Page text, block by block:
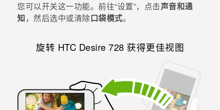
您可以开关这一功能。前往​“‍设置”，点击声音和通
知，然后选中或清除口袋模式。
旋转 HTC Desire 728 获得更佳视图